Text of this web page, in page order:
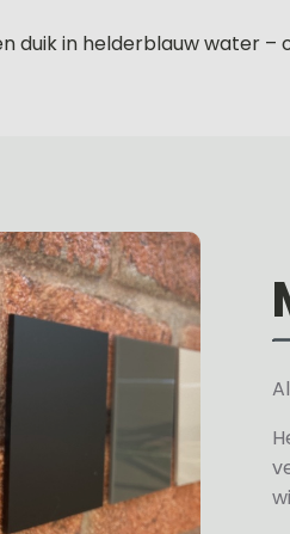
duik in helderblauw water